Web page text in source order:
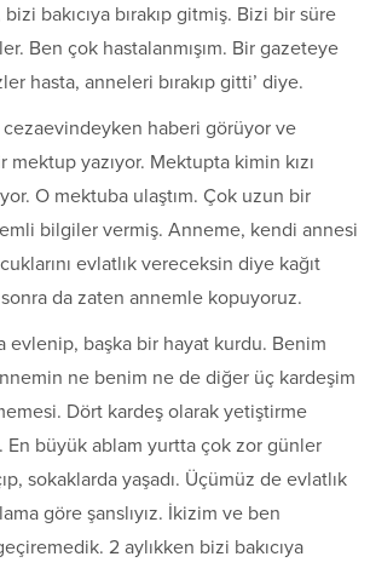
bakıcıya bırakıp gitmiş. Bizi bir süre
Ben çok hastalanmışım. Bir gazeteye
hasta, anneleri bırakıp gitti’ diye.
cezaevindeyken haberi görüyor ve
yazıyor. Mektupta kimin kızı
O mektuba ulaştım. Çok uzun bir
bilgiler vermiş. Anneme, kendi annesi
evlatlık vereceksin diye kağıt
da zaten annemle kopuyoruz.
evlenip, başka bir hayat kurdu. Benim
ne benim ne de diğer üç kardeşim
Dört kardeş olarak yetiştirme
büyük ablam yurtta çok zor günler
sokaklarda yaşadı. Üçümüz de evlatlık
göre şanslıyız. İkizim ve ben
2 aylıkken bizi bakıcıya